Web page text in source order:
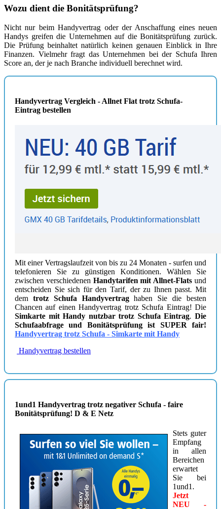
Wozu dient die Bonitätsprüfung?
Nicht nur beim Handyvertrag oder der Anschaffung eines neuen
Handys greifen die Unternehmen auf die Bonitätsprüfung zurück.
Die Prüfung beinhaltet natürlich keinen genauen Einblick in Ihre
Finanzen. Vielmehr fragt das Unternehmen bei der Schufa Ihren
Score an, der je nach Branche individuell berechnet wird.
Handyvertrag Vergleich - Allnet Flat trotz Schufa-
Eintrag bestellen
Mit einer Vertragslaufzeit von bis zu 24 Monaten - surfen und
telefonieren Sie zu günstigen Konditionen. Wählen Sie
zwischen verschiedenen Handytarifen mit Allnet-Flats und
entscheiden Sie sich für den Tarif, der zu Ihnen passt. Mit
dem trotz Schufa Handyvertraghaben Sie die besten
Chancen auf einen Handyvertrag trotz Schufa Eintrag! Die
Simkarte mit Handy nutzbar trotz Schufa Eintrag.Die
Schufaabfrage und Bonitätsprüfung ist SUPER fair!
Handyvertrag trotz Schufa - Simkarte mit Handy
Handyvertrag bestellen
1und1 Handyvertrag trotz negativer Schufa - faire
Bonitätsprüfung! D & E Netz
Stets guter
Empfang
in allen
Bereichen
erwartet
Sie bei
1und1.
Jetzt
NEU -